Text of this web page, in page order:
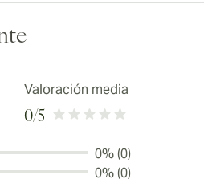
Valoración media
0/5
0% (0)
0% (0)